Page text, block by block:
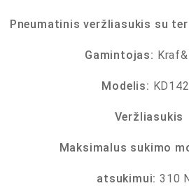
Pneumatinis veržliasukis su
Gamintojas:
Modelis:
Veržliasukis
Maksimalus sukimo
atsukimui: 310